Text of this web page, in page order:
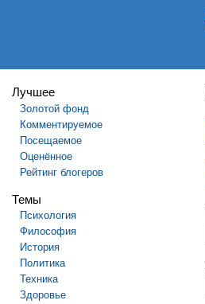
Лучшее
Золотой фонд
Комментируемое
Посещаемое
Оценённое
Рейтинг блогеров
Темы
Психология
Философия
История
Политика
Техника
Здоровье